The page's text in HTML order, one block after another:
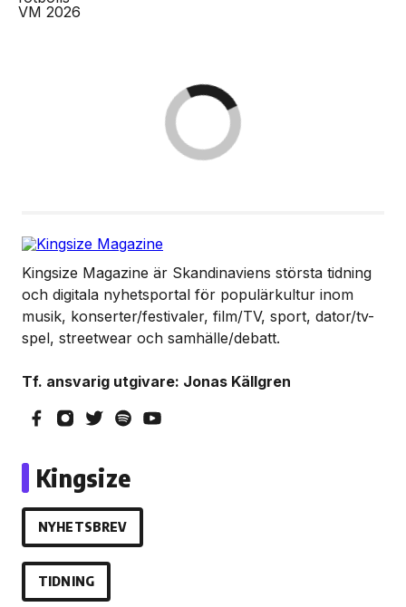
Kingsize Magazine är Skandinaviens största tidning
och digitala nyhetsportal för populärkultur inom
musik, konserter/festivaler, film/TV, sport, dator/tv-
spel, streetwear och samhälle/debatt.
Tf. ansvarig utgivare: Jonas Källgren
Kingsize
NYHETSBREV
TIDNING